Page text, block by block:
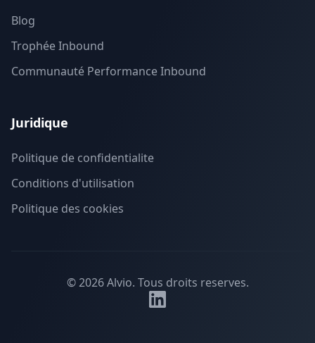
Blog
Trophée Inbound
Communauté Performance Inbound
Juridique
Politique de confidentialite
Conditions d'utilisation
Politique des cookies
©2026Alvio. Tous droits reserves.